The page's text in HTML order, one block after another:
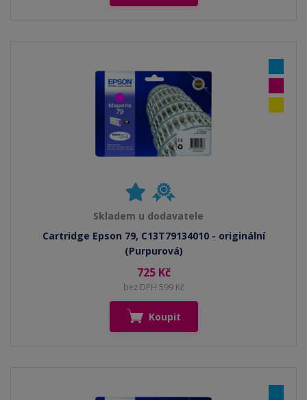
Skladem u dodavatele
Cartridge Epson 79, C13T79134010 - originální
(Purpurová)
725 Kč
bez DPH 599 Kč
Koupit